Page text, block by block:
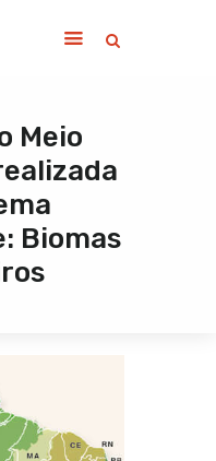
Meio
Biomas